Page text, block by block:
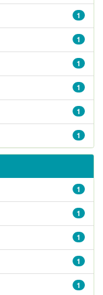
1
1
1
1
1
1
1
1
1
1
1